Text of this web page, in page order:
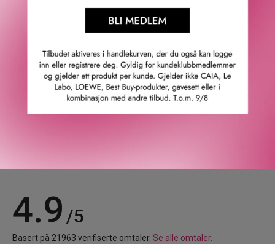
Hjertenoter: Marinenoter, sypress, sjasmin og
Bunnoter: Lær, sedertre, vetiver og musk.
GTIN: 0008080124913
Leverandørs artikkelnummer: 59555
4.9 /5
Basert på 21963 verifiserte omtaler. Se alle omtaler.